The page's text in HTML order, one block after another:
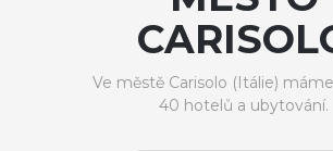
Ve městě Carisolo (Itálie)
40 hotelů a ubytování.